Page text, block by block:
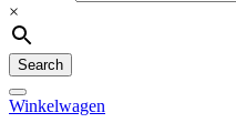
×
Search
Winkelwagen